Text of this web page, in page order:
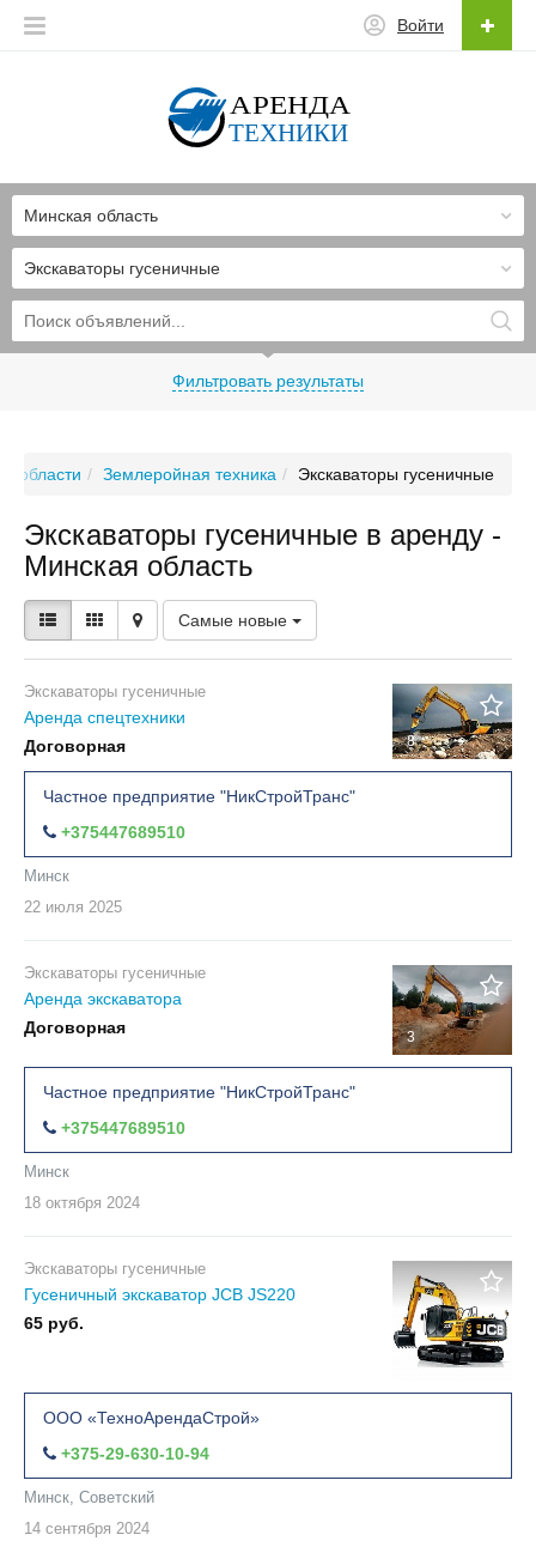
Войти
Экскаваторы гусеничные
Минская область
Фильтровать результаты
области Землеройная техника Экскаваторы гусеничные
Экскаваторы гусеничные в аренду -
Минская область
Самые новые
8
Экскаваторы гусеничные
Аренда спецтехники
Договорная
Частное предприятие "НикСтройТранс"
+375447689510
Минск
22 июля 2025
3
Экскаваторы гусеничные
Аренда экскаватора
Договорная
Частное предприятие "НикСтройТранс"
+375447689510
Минск
18 октября 2024
Экскаваторы гусеничные
Гусеничный экскаватор JCB JS220
65 руб.
ООО «ТехноАрендаСтрой»
+375-29-630-10-94
Минск, Советский
14 сентября 2024